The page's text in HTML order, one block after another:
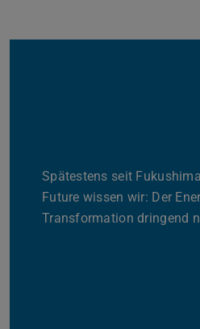
Spätestens seit
Future wissen wir: Der
Transformation dringend
Zurück